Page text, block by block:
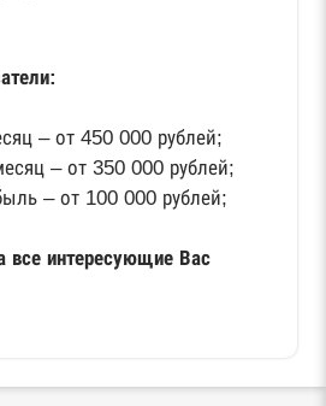
– от 450 000 рублей;
– от 350 000 рублей;
– от 100 000 рублей;
все интересующие Вас